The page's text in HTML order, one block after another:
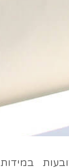
במידות